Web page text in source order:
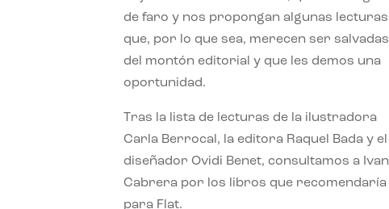
de faro y nos propongan algunas lecturas
que, por lo que sea, merecen ser salvadas
del montón editorial y que les demos una
oportunidad.
Tras la lista de lecturas de la ilustradora
Carla Berrocal, la editora Raquel Bada y el
diseñador Ovidi Benet, consultamos a Ivan
Cabrera por los libros que recomendaría
para Flat.